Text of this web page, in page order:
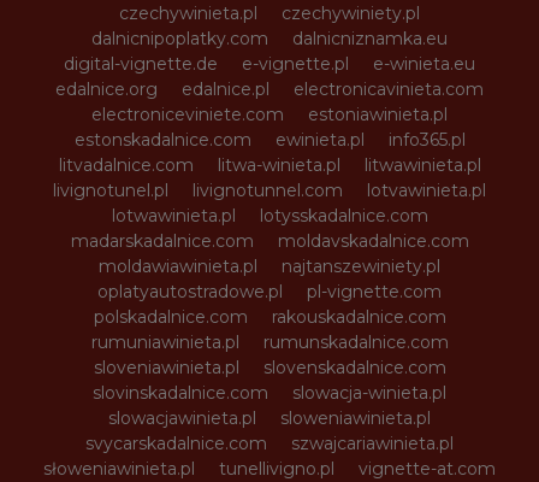
czechywinieta.pl
czechywiniety.pl
dalnicnipoplatky.com
dalnicniznamka.eu
digital-vignette.de
e-vignette.pl
e-winieta.eu
edalnice.org
edalnice.pl
electronicavinieta.com
electroniceviniete.com
estoniawinieta.pl
estonskadalnice.com
ewinieta.pl
info365.pl
litvadalnice.com
litwa-winieta.pl
litwawinieta.pl
livignotunel.pl
livignotunnel.com
lotvawinieta.pl
lotwawinieta.pl
lotysskadalnice.com
madarskadalnice.com
moldavskadalnice.com
moldawiawinieta.pl
najtanszewiniety.pl
oplatyautostradowe.pl
pl-vignette.com
polskadalnice.com
rakouskadalnice.com
rumuniawinieta.pl
rumunskadalnice.com
sloveniawinieta.pl
slovenskadalnice.com
slovinskadalnice.com
slowacja-winieta.pl
slowacjawinieta.pl
sloweniawinieta.pl
svycarskadalnice.com
szwajcariawinieta.pl
słoweniawinieta.pl
tunellivigno.pl
vignette-at.com